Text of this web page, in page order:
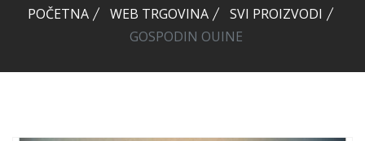
POČETNA WEB TRGOVINA
SVI PROIZVODI
GOSPODIN OUINE